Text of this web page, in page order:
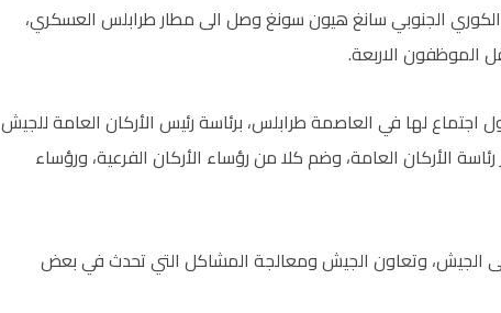
الجنوبي سانغ هيون سونغ وصل الى مطار طرابلس العسكري،
الموظفون الاربعة.
اجتماع لها في العاصمة طرابلس، برئاسة رئيس الأركان العامة للجيش
الأركان العامة، وضم كلا من رؤساء الأركان الفرعية، ورؤساء
الجيش، وتعاون الجيش ومعالجة المشاكل التي تحدث في بعض